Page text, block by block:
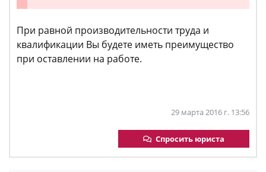
При равной производительности труда и
квалификации Вы будете иметь преимущество
при оставлении на работе.
29 марта 2016 г. 13:56
Спросить юриста